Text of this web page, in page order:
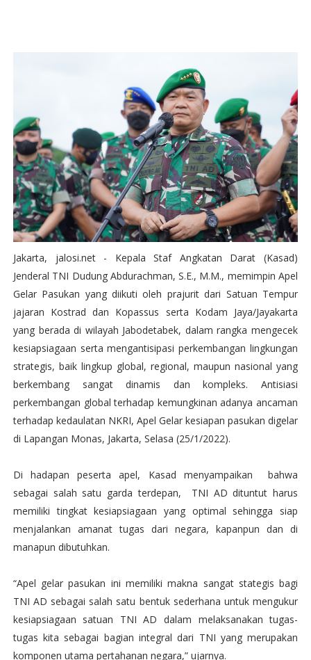
Jakarta, jalosi.net - Kepala Staf Angkatan Darat (Kasad)
Jenderal TNI Dudung Abdurachman, S.E., M.M., memimpin Apel
Gelar Pasukan yang diikuti oleh prajurit dari Satuan Tempur
jajaran Kostrad dan Kopassus serta Kodam Jaya/Jayakarta
yang berada di wilayah Jabodetabek, dalam rangka mengecek
kesiapsiagaan serta mengantisipasi perkembangan lingkungan
strategis, baik lingkup global, regional, maupun nasional yang
berkembang sangat dinamis dan kompleks. Antisiasi
perkembangan global terhadap kemungkinan adanya ancaman
terhadap kedaulatan NKRI, Apel Gelar kesiapan pasukan digelar
di Lapangan Monas, Jakarta, Selasa (25/1/2022).
Di hadapan peserta apel, Kasad menyampaikan bahwa
sebagai salah satu garda terdepan, TNI AD dituntut harus
memiliki tingkat kesiapsiagaan yang optimal sehingga siap
menjalankan amanat tugas dari negara, kapanpun dan di
manapun dibutuhkan.
“Apel gelar pasukan ini memiliki makna sangat stategis bagi
TNI AD sebagai salah satu bentuk sederhana untuk mengukur
kesiapsiagaan satuan TNI AD dalam melaksanakan tugas-
tugas kita sebagai bagian integral dari TNI yang merupakan
komponen utama pertahanan negara,” ujarnya.